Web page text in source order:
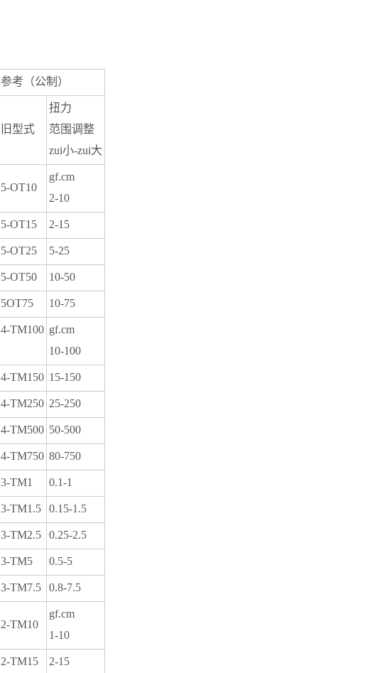
参考（公制）
旧型式
扭力
范围调整
zui小-zui大
5-OT10
gf.cm
2-10
5-OT15 2-15
5-OT25 5-25
5-OT50 10-50
5OT75 10-75
4-TM100 gf.cm
10-100
4-TM150 15-150
4-TM250 25-250
4-TM500 50-500
4-TM750 80-750
3-TM1 0.1-1
3-TM1.5 0.15-1.5
3-TM2.5 0.25-2.5
3-TM5 0.5-5
3-TM7.5 0.8-7.5
2-TM10
gf.cm
1-10
2-TM15 2-15